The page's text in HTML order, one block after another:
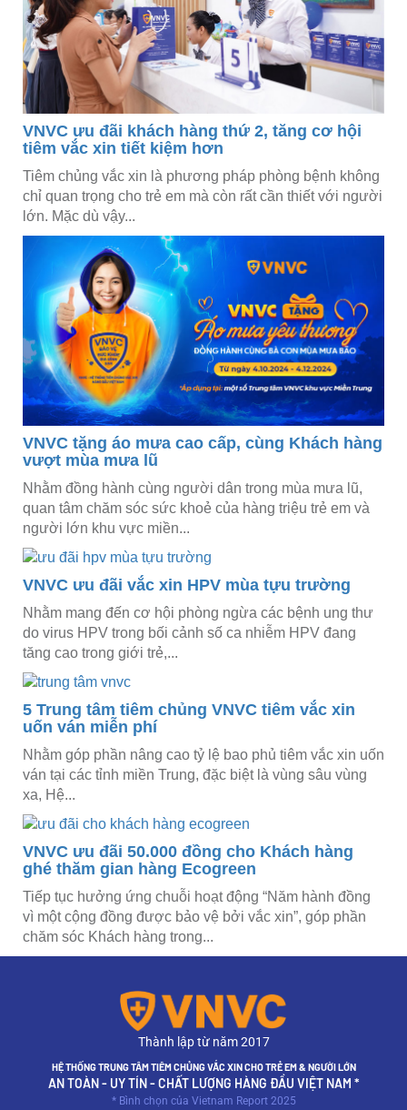
VNVC ưu đãi khách hàng thứ 2, tăng cơ hội
tiêm vắc xin tiết kiệm hơn
Tiêm chủng vắc xin là phương pháp phòng bệnh không
chỉ quan trọng cho trẻ em mà còn rất cần thiết với người
lớn. Mặc dù vậy...
VNVC tặng áo mưa cao cấp, cùng Khách hàng
vượt mùa mưa lũ
Nhằm đồng hành cùng người dân trong mùa mưa lũ,
quan tâm chăm sóc sức khoẻ của hàng triệu trẻ em và
người lớn khu vực miền...
VNVC ưu đãi vắc xin HPV mùa tựu trường
Nhằm mang đến cơ hội phòng ngừa các bệnh ung thư
do virus HPV trong bối cảnh số ca nhiễm HPV đang
tăng cao trong giới trẻ,...
5 Trung tâm tiêm chủng VNVC tiêm vắc xin
uốn ván miễn phí
Nhằm góp phần nâng cao tỷ lệ bao phủ tiêm vắc xin uốn
ván tại các tỉnh miền Trung, đặc biệt là vùng sâu vùng
xa, Hệ...
VNVC ưu đãi 50.000 đồng cho Khách hàng
ghé thăm gian hàng Ecogreen
Tiếp tục hưởng ứng chuỗi hoạt động “Năm hành đồng
vì một cộng đồng được bảo vệ bởi vắc xin”, góp phần
chăm sóc Khách hàng trong...
Thành lập từ năm 2017
HỆ THỐNG TRUNG TÂM TIÊM CHỦNG VẮC XIN CHO TRẺ EM & NGƯỜI LỚN
AN TOÀN - UY TÍN - CHẤT LƯỢNG HÀNG ĐẦU VIỆT NAM *
* Bình chọn của Vietnam Report 2025